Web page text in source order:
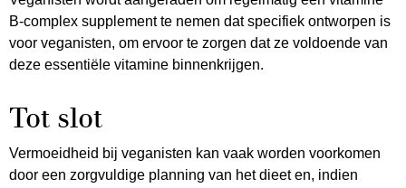
B-complex supplement te nemen dat specifiek ontworpen is
voor veganisten, om ervoor te zorgen dat ze voldoende van
deze essentiële vitamine binnenkrijgen.
Tot slot
Vermoeidheid bij veganisten kan vaak worden voorkomen
door een zorgvuldige planning van het dieet en, indien